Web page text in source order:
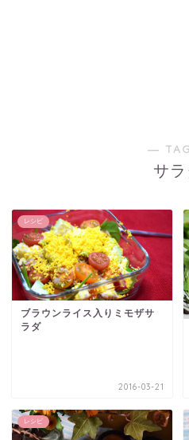
―
サ
レシピ
ブラウンライス入りミモザサ
ラダ
2016-03-21
レシピ